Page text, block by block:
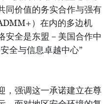
同价值的务实合作与强有
）在内的多边机
安全是东盟－美国合作中
全与信息卓越中心”
，强调这一承诺建立在尊